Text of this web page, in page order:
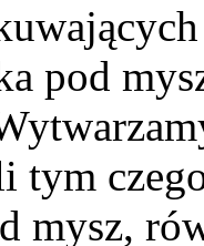
pod
tym
mysz,